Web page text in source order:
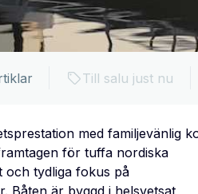
Till salu just nu
med familjevänlig
för tuffa nordiska
och tydliga fokus på
Båten är byggd i helsvetsat